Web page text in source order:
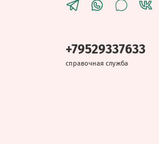
+79529337633
справочная служба